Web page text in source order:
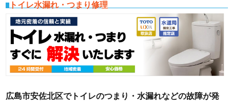
トイレ水漏れ・つまり修理
広島市安佐北区でトイレのつまり・水漏れなどの故障が発